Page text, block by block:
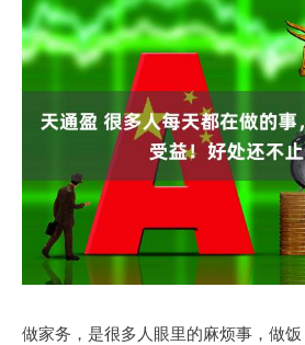
做家务，是很多人眼里的麻烦事，做